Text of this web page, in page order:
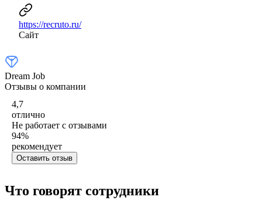
https://recruto.ru/
Сайт
Dream Job
Отзывы о компании
4,7
отлично
Не работает с отзывами
94%
рекомендует
Оставить отзыв
Что говорят сотрудники